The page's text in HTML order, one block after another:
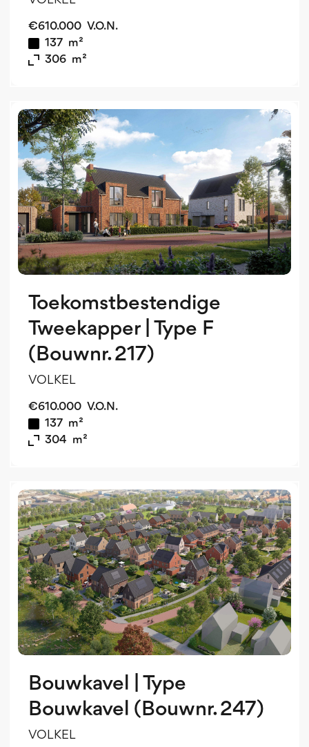
€610.000 V.O.N.
137 m²
306 m²
Toekomstbestendige
Tweekapper | Type F
(Bouwnr. 217)
VOLKEL
€610.000 V.O.N.
137 m²
304 m²
Bouwkavel | Type
Bouwkavel (Bouwnr. 247)
VOLKEL